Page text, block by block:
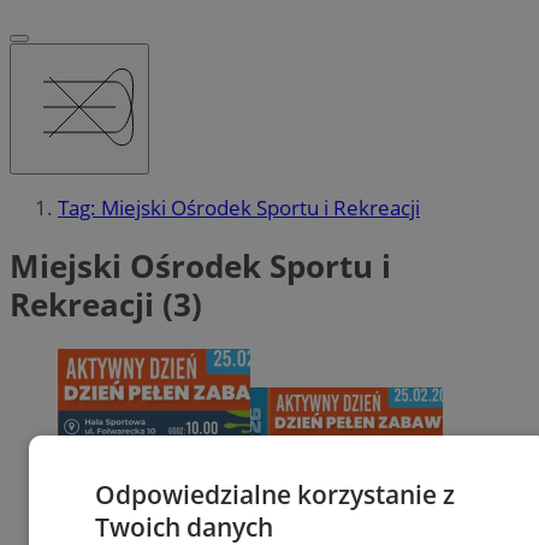
Tag: Miejski Ośrodek Sportu i Rekreacji
Miejski Ośrodek Sportu i
Rekreacji (3)
Odpowiedzialne korzystanie z
Twoich danych